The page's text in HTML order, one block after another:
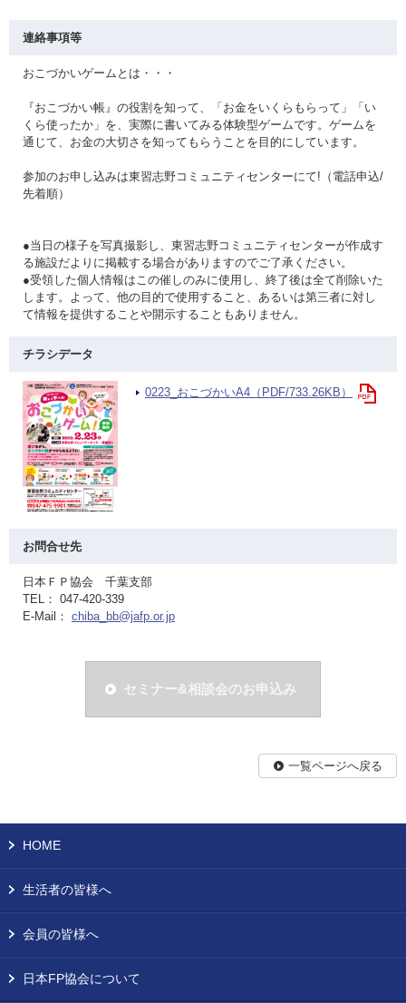
連絡事項等
おこづかいゲームとは・・・
『おこづかい帳』の役割を知って、「お金をいくらもらって」「い
くら使ったか」を、実際に書いてみる体験型ゲームです。ゲームを
通じて、お金の大切さを知ってもらうことを目的にしています。
参加のお申し込みは東習志野コミュニティセンターにて!（電話申込/
先着順）
●当日の様子を写真撮影し、東習志野コミュニティセンターが作成す
る施設だよりに掲載する場合がありますのでご了承ください。
●受領した個人情報はこの催しのみに使用し、終了後は全て削除いた
します。よって、他の目的で使用すること、あるいは第三者に対し
て情報を提供することや開示することもありません。
チラシデータ
0223_おこづかいA4（PDF/733.26KB）
お問合せ先
日本ＦＰ協会 千葉支部
TEL： 047-420-339
E-Mail： chiba_bb@jafp.or.jp
セミナー&相談会のお申込み
一覧ページへ戻る
HOME
生活者の皆様へ
会員の皆様へ
日本FP協会について